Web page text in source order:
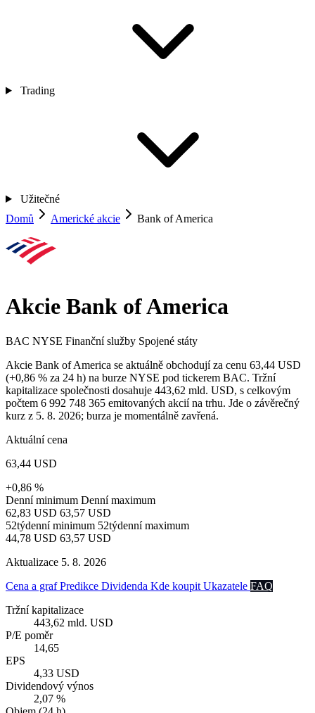
Trading
Užitečné
Domů
Americké akcie Bank of America
Akcie Bank of America
BAC NYSE Finanční služby Spojené státy
Akcie Bank of America se aktuálně obchodují za cenu 63,44 USD
(+0,86 % za 24 h) na burze NYSE pod tickerem BAC. Tržní
kapitalizace společnosti dosahuje 443,62 mld. USD, s celkovým
počtem 6 992 748 365 emitovaných akcií na trhu. Jde o závěrečný
kurz z 5. 8. 2026; burza je momentálně zavřená.
Aktuální cena
63,44 USD
+0,86 %
Denní minimum Denní maximum
62,83 USD 63,57 USD
52týdenní minimum 52týdenní maximum
44,78 USD 63,57 USD
Aktualizace 5. 8. 2026
Cena a grafPredikce Dividenda Kde koupit Ukazatele FAQ
Tržní kapitalizace
443,62 mld. USD
P/E poměr
14,65
EPS
4,33 USD
Dividendový výnos
2,07 %